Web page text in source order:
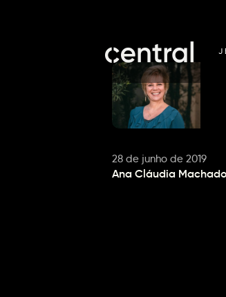
28 de junho de 2019
Ana Cláudia Machado